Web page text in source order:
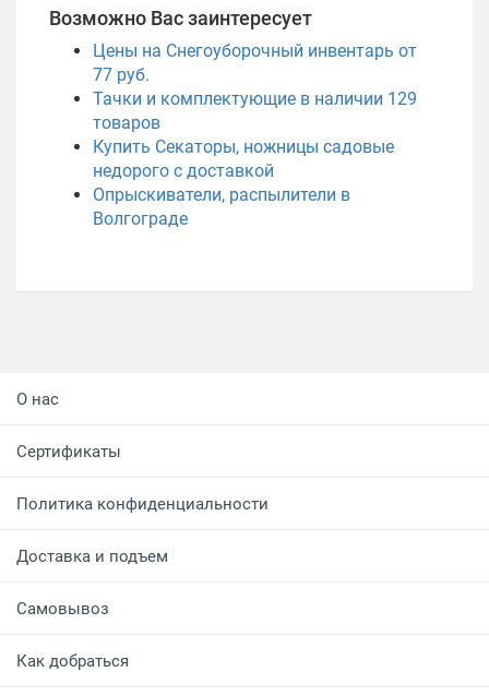
Возможно Вас заинтересует
Цены на Снегоуборочный инвентарь от
77 руб.
Тачки и комплектующие в наличии 129
товаров
Купить Секаторы, ножницы садовые
недорого с доставкой
Опрыскиватели, распылители в
Волгограде
О нас
Сертификаты
Политика конфиденциальности
Доставка и подъем
Самовывоз
Как добраться